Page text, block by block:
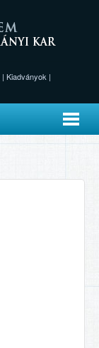
| Kiadványok |